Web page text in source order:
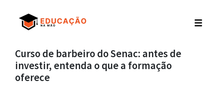
Curso de barbeiro do Senac: antes de
investir, entenda o que a formação
oferece